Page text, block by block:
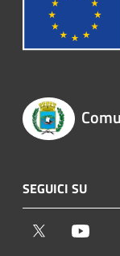
SEGUICI SU
Twitter